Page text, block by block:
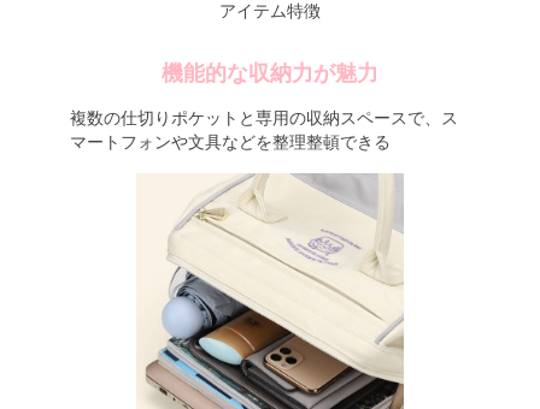
アイテム特徴
機能的な収納力が魅力
複数の仕切りポケットと専用の収納スペースで、ス
マートフォンや文具などを整理整頓できる